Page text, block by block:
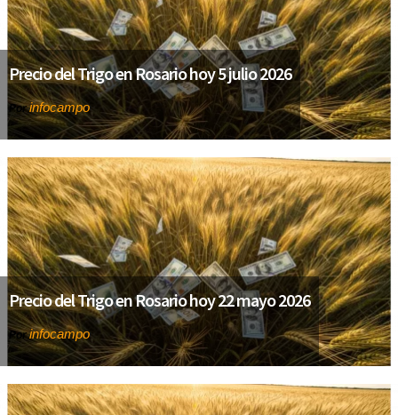
Precio del Trigo en Rosario hoy 5 julio 2026
Porinfocampo
Precio del Trigo en Rosario hoy 22 mayo 2026
Porinfocampo